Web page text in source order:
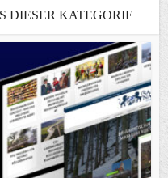
DIESER KATEGORIE